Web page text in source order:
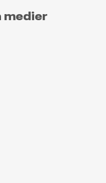
medier